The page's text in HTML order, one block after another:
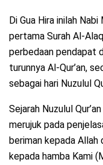
Di Gua Hira inilah
pertama Surah Al-
perbedaan pendapat
turunnya Al-Qur’an,
sebagai hari Nuzulul
Sejarah Nuzulul
merujuk pada
beriman kepada Allah
kepada hamba Kami